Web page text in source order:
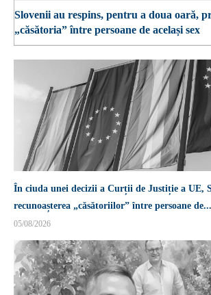
În ciuda unei decizii a Curții de Justiție a UE,
recunoașterea „căsătoriilor” între persoane de...
05/08/2026
Slovenii au respins, pentru a doua oară,
„căsătoria” între persoane de același sex